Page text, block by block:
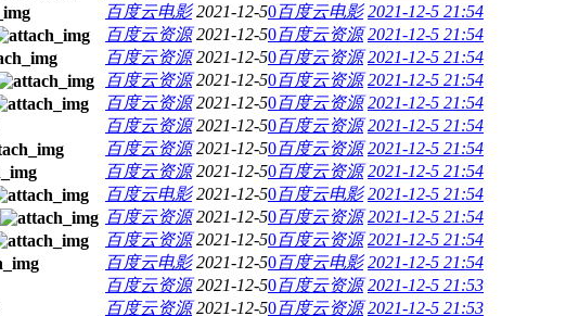
百度云电影 2021-12-50百度云电影 2021-12-5 21:54
百度云资源 2021-12-50百度云资源 2021-12-5 21:54
百度云资源 2021-12-50百度云资源 2021-12-5 21:54
百度云资源 2021-12-50百度云资源 2021-12-5 21:54
百度云资源 2021-12-50百度云资源 2021-12-5 21:54
百度云资源 2021-12-50百度云资源 2021-12-5 21:54
百度云资源 2021-12-50百度云资源 2021-12-5 21:54
百度云资源 2021-12-50百度云资源 2021-12-5 21:54
百度云电影 2021-12-50百度云电影 2021-12-5 21:54
百度云资源 2021-12-50百度云资源 2021-12-5 21:54
百度云资源 2021-12-50百度云资源 2021-12-5 21:54
百度云电影 2021-12-50百度云电影 2021-12-5 21:54
百度云资源 2021-12-50百度云资源 2021-12-5 21:53
百度云资源 2021-12-50百度云资源 2021-12-5 21:53